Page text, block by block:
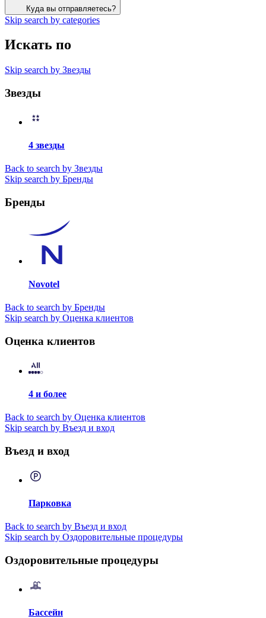
Куда вы отправляетесь?
Skip search by categories
Искать по
Skip search by Звезды
Звезды
4 звезды
Back to search by Звезды
Skip search by Бренды
Бренды
Novotel
Back to search by Бренды
Skip search by Оценка клиентов
Оценка клиентов
4 и более
Back to search by Оценка клиентов
Skip search by Въезд и вход
Въезд и вход
Парковка
Back to search by Въезд и вход
Skip search by Оздоровительные процедуры
Оздоровительные процедуры
Бассейн